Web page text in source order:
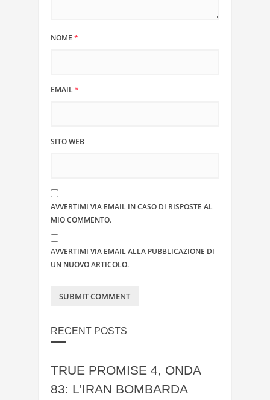
NOME *
EMAIL*
SITO WEB
AVVERTIMI VIA EMAIL IN CASO DI RISPOSTE AL
MIO COMMENTO.
AVVERTIMI VIA EMAIL ALLA PUBBLICAZIONE DI
UN NUOVO ARTICOLO.
RECENT POSTS
TRUE PROMISE 4, ONDA
83: L’IRAN BOMBARDA